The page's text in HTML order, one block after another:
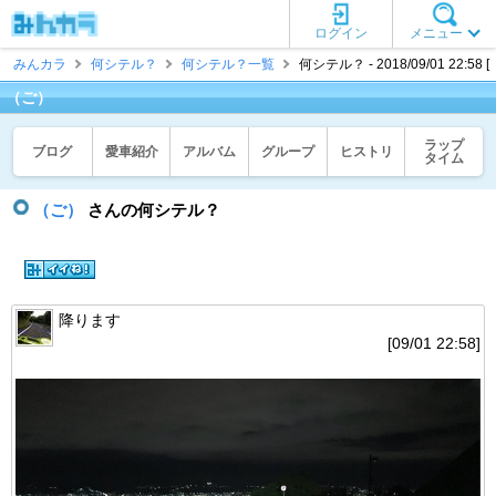
メニュー
ログイン
みんカラ
何シテル？ 何シテル？一覧 何シテル？ - 2018/09/01 22:58 [
（ご）
ブログ 愛車紹介 アルバム グループ ヒストリ
ラップ
タイム
（ご） さんの何シテル？
降ります
[09/01 22:58]